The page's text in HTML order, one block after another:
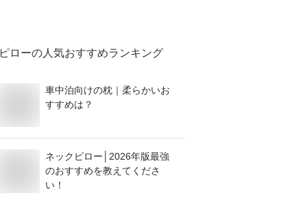
ピローの人気おすすめランキング
車中泊向けの枕｜柔らかいお
すすめは？
ネックピロー│2026年版最強
のおすすめを教えてくださ
い！